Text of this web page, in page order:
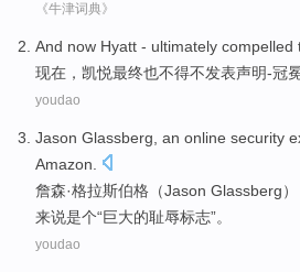
《牛津词典》
And now Hyatt - ultimately compelled
现在 ， 凯悦最终也不得不发表声明-冠
youdao
Jason Glassberg an online security
Amazon
詹森·格拉斯伯格（Jason Glassberg）
来说是个“巨大的耻辱标志”。
youdao